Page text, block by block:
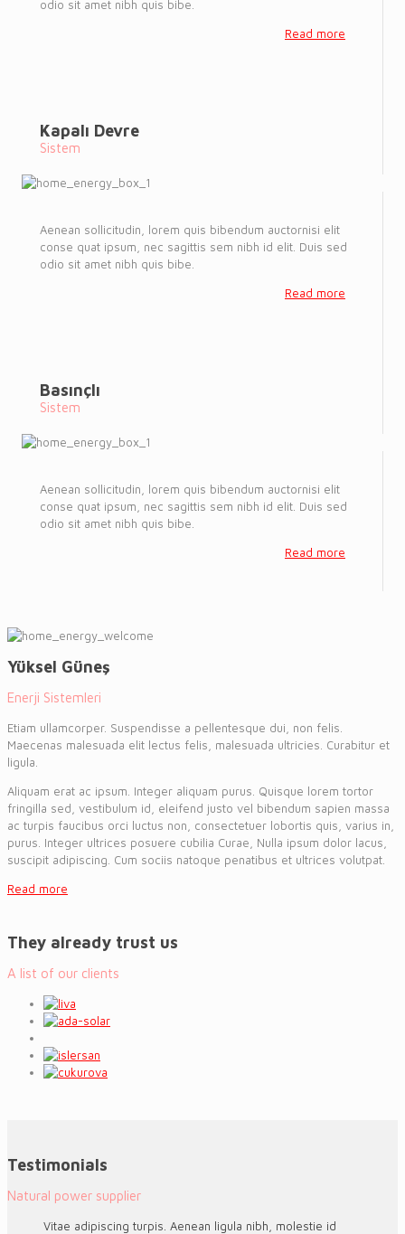
odio sit amet nibh quis bibe.
Read more
Kapalı Devre
Sistem
Aenean sollicitudin, lorem quis bibendum auctornisi elit
conse quat ipsum, nec sagittis sem nibh id elit. Duis sed
odio sit amet nibh quis bibe.
Read more
Basınçlı
Sistem
Aenean sollicitudin, lorem quis bibendum auctornisi elit
conse quat ipsum, nec sagittis sem nibh id elit. Duis sed
odio sit amet nibh quis bibe.
Read more
Yüksel Güneş
Enerji Sistemleri
Etiam ullamcorper. Suspendisse a pellentesque dui, non felis.
Maecenas malesuada elit lectus felis, malesuada ultricies. Curabitur et
ligula.
Aliquam erat ac ipsum. Integer aliquam purus. Quisque lorem tortor
fringilla sed, vestibulum id, eleifend justo vel bibendum sapien massa
ac turpis faucibus orci luctus non, consectetuer lobortis quis, varius in,
purus. Integer ultrices posuere cubilia Curae, Nulla ipsum dolor lacus,
suscipit adipiscing. Cum sociis natoque penatibus et ultrices volutpat.
Read more
They already trust us
A list of our clients
Testimonials
Natural power supplier
Vitae adipiscing turpis. Aenean ligula nibh, molestie id